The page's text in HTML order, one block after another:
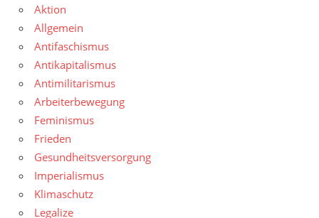
Aktion
Allgemein
Antifaschismus
Antikapitalismus
Antimilitarismus
Arbeiterbewegung
Feminismus
Frieden
Gesundheitsversorgung
Imperialismus
Klimaschutz
Legalize